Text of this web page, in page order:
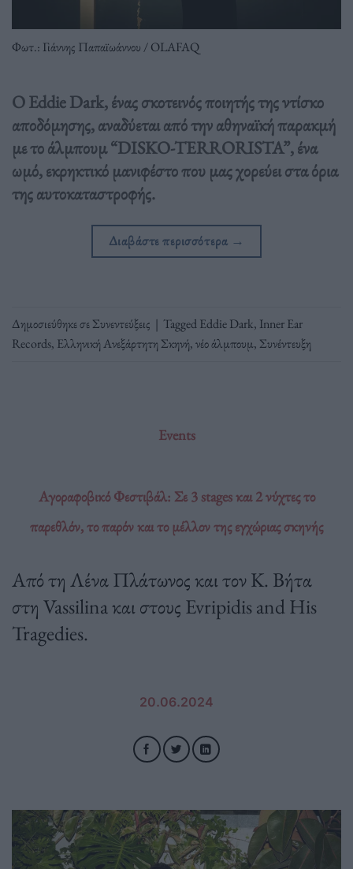
Φωτ.: Γιάννης Παπαϊωάννου / OLAFAQ
Ο Eddie Dark, ένας σκοτεινός ποιητής της ντίσκο
αποδόμησης, αναδύεται από την αθηναϊκή παρακμή
με το άλμπουμ “DISKO-TERRORISTA”, ένα
ωμό, εκρηκτικό μανιφέστο που μας χορεύει στα όρια
της αυτοκαταστροφής.
Διαβάστε περισσότερα →
Δημοσιεύθηκε σεΣυνεντεύξεις | TaggedEddie Dark, Inner Ear
Records, Ελληνική Ανεξάρτητη Σκηνή,νέο άλμπουμ, Συνέντευξη
Events
Αγοραφοβικό Φεστιβάλ: Σε 3 stages και 2 νύχτες το
παρεθλόν, το παρόν και το μέλλον της εγχώριας σκηνής
Από τη Λένα Πλάτωνος και τον Κ. Βήτα
στη Vassilina και στους Evripidis and His
Tragedies.
20.06.2024